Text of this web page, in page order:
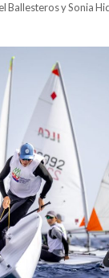
Ballesteros y Sonia